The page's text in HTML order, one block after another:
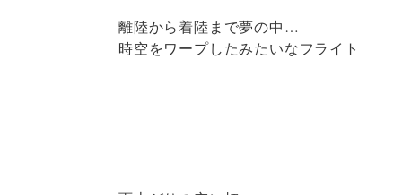
離陸から着陸まで夢の中…
時空をワープしたみたいなフライト